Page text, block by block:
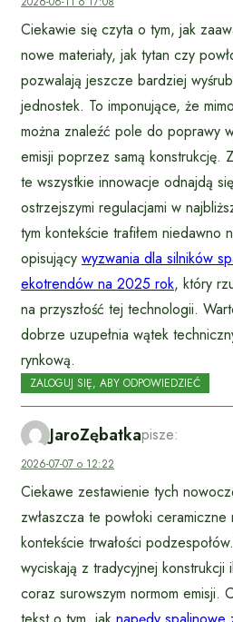
Ciekawie się czyta o tym, jak
nowe materiały, jak tytan czy
pozwalają jeszcze bardziej
jednostek. To imponujące, że
można znaleźć pole do poprawy
emisji poprzez samą konstrukcję.
te wszystkie innowacje odnajdą
ostrzejszymi regulacjami w
tym kontekście trafiłem niedawno
opisujący wyzwania dla silników
ekotrendów na 2025 rok, który
na przyszłość tej technologii.
dobrze uzupełnia wątek
rynkową.
ZALOGUJ SIĘ, ABY ODPOWIEDZIEĆ
JaroZębatkapisze:
2026-07-07 o 12:22
Ciekawe zestawienie tych
zwłaszcza te powłoki
kontekście trwałości
wyciskają z tradycyjnej
coraz surowszym normom emisji.